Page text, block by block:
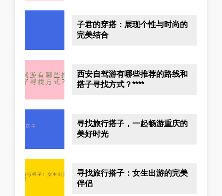
子君的穿搭：展现个性与时尚的
完美结合
西安自驾游有哪些推荐的路线和
搭子寻找方式？****
寻找旅行搭子，一起畅游重庆的
美好时光
寻找旅行搭子：女生出游的完美
伴侣